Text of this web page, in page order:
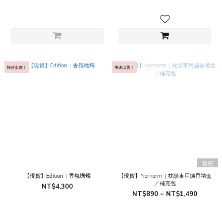
快速出貨！
【現貨】Edition｜香氛蠟燭
NT$4,300
快速出貨！
售完
【現貨】Nornorm｜枕頭車用擴香禮盒
／補充包
NT$890 ~ NT$1,490